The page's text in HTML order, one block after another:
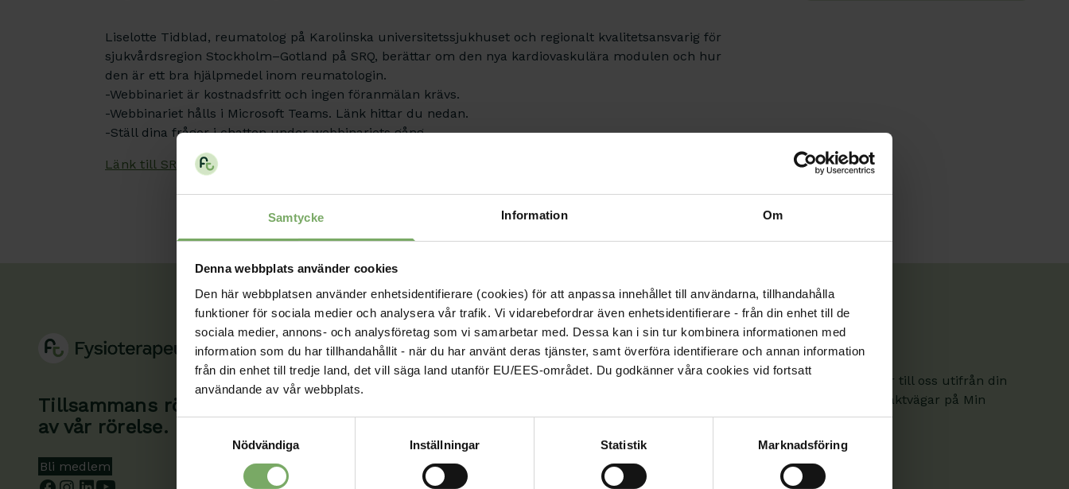
Samtycke Information Om
Denna webbplats använder cookies
Den här webbplatsen använder enhetsidentifierare (cookies) för att anpassa innehållet till användarna, tillhandahålla
funktioner för sociala medier och analysera vår trafik. Vi vidarebefordrar även enhetsidentifierare - från din enhet till de
sociala medier, annons- och analysföretag som vi samarbetar med. Dessa kan i sin tur kombinera informationen med
information som du har tillhandahållit - när du har använt deras tjänster, samt överföra identifierare och annan information
från din enhet till tredje land, det vill säga land utanför EU/EES-området. Du godkänner våra cookies vid fortsatt
användande av vår webbplats.
Nödvändiga
Inställningar Statistik Marknadsföring
Liselotte Tidblad, reumatolog på Karolinska universitetssjukhuset och regionalt kvalitetsansvarig för
sjukvårdsregion Stockholm–Gotland på SRQ, berättar om den nya kardiovaskulära modulen och hur
den är ett bra hjälpmedel inom reumatologin.
-Webbinariet är kostnadsfritt och ingen föranmälan krävs.
-Webbinariet hålls i Microsoft Teams. Länk hittar du nedan.
-Ställ dina frågor i chatten under webbinariets gång.
Länk till SRQ webbinarium Nya kardiovaskulära modulen
Tillsammans rör vi oss framåt. Du är en viktig del
av vår rörelse.
Bli medlem
Kontakt
Välkommen att kontakta oss. Här hittar du kontaktvägar till oss utifrån din
roll och ditt ärende. Du som är medlem hittar fler kontaktvägar på Min
sida.